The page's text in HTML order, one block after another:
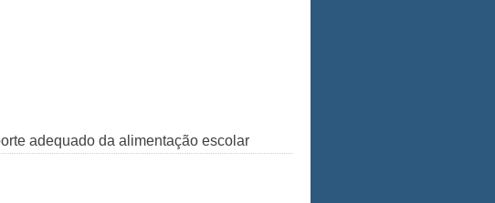
adequado da alimentação escolar